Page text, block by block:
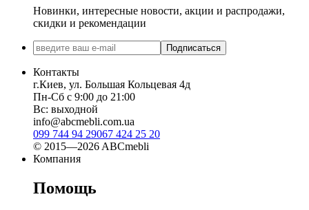
Новинки, интересные новости, акции и распродажи,
скидки и рекомендации
Подписаться
Контакты
г.Киев, ул. Большая Кольцевая 4д
Пн-Сб с 9:00 до 21:00
Вс: выходной
info@abcmebli.com.ua
099 744 94 29067 424 25 20
© 2015—2026 ABCmebli
Компания
Помощь